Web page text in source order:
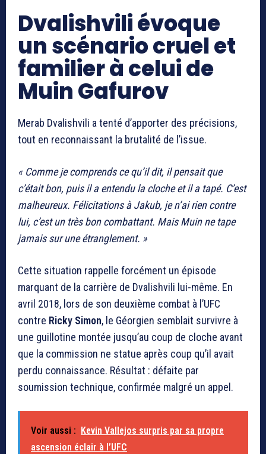
Dvalishvili évoque
un scénario cruel et
familier à celui de
Muin Gafurov
Merab Dvalishvili a tenté d’apporter des précisions,
tout en reconnaissant la brutalité de l’issue.
« Comme je comprends ce qu’il dit, il pensait que
c’était bon, puis il a entendu la cloche et il a tapé. C’est
malheureux. Félicitations à Jakub, je n’ai rien contre
lui, c’est un très bon combattant. Mais Muin ne tape
jamais sur une étranglement. »
Cette situation rappelle forcément un épisode
marquant de la carrière de Dvalishvili lui-même. En
avril 2018, lors de son deuxième combat à l’UFC
contre Ricky Simon, le Géorgien semblait survivre à
une guillotine montée jusqu’au coup de cloche avant
que la commission ne statue après coup qu’il avait
perdu connaissance. Résultat : défaite par
soumission technique, confirmée malgré un appel.
Voir aussi :
Kevin Vallejos surpris par sa propre
ascension éclair à l’UFC